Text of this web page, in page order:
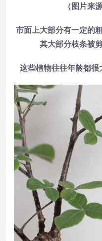
（图片来
市面上大部分有一定的
其大部分枝条被
这些植物往往年龄都很